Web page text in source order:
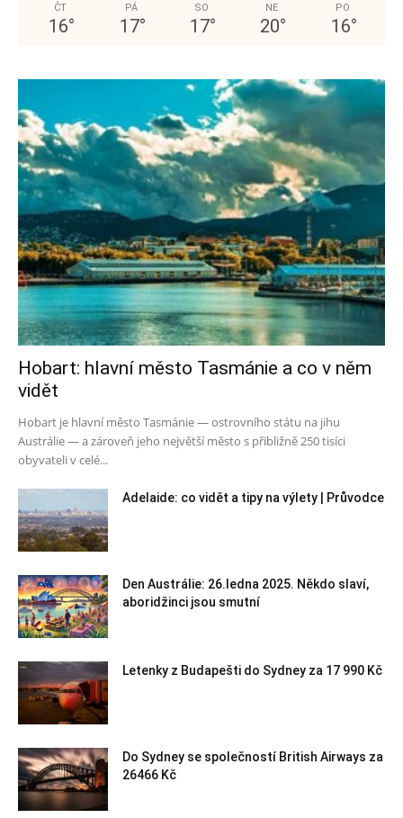
ČT
16°
PÁ
17°
SO
17°
NE
20°
PO
16°
Hobart: hlavní město Tasmánie a co v něm
vidět
Hobart je hlavní město Tasmánie — ostrovního státu na jihu
Austrálie — a zároveň jeho největší město s přibližně 250 tisíci
obyvateli v celé...
Adelaide: co vidět a tipy na výlety | Průvodce
Den Austrálie: 26.ledna 2025. Někdo slaví,
aboridžinci jsou smutní
Letenky z Budapešti do Sydney za 17 990 Kč
Do Sydney se společností British Airways za
26466 Kč